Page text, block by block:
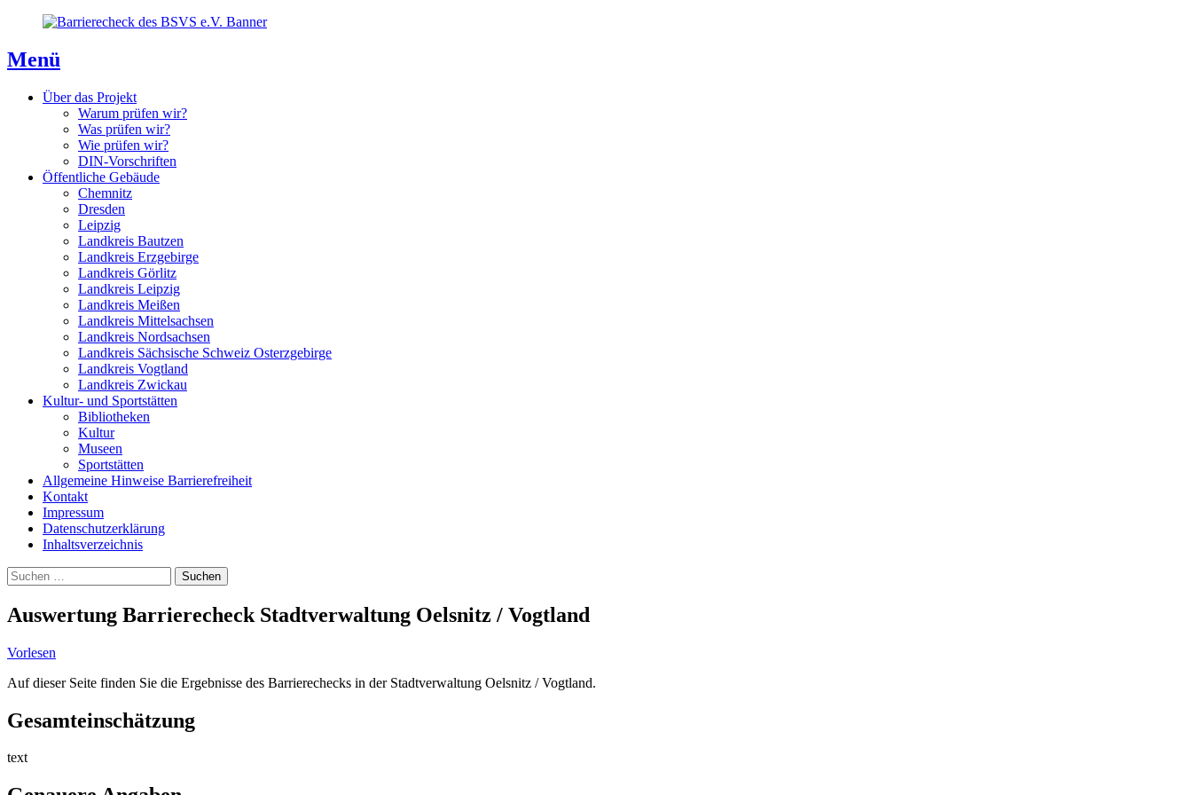
Inhaltsverzeichnis
Kontaktseite
Inhalt
Menü
Über das Projekt
Warum prüfen wir?
Was prüfen wir?
Wie prüfen wir?
DIN-Vorschriften
Öffentliche Gebäude
Chemnitz
Dresden
Leipzig
Landkreis Bautzen
Landkreis Erzgebirge
Landkreis Görlitz
Landkreis Leipzig
Landkreis Meißen
Landkreis Mittelsachsen
Landkreis Nordsachsen
Landkreis Sächsische Schweiz Osterzgebirge
Landkreis Vogtland
Landkreis Zwickau
Kultur- und Sportstätten
Bibliotheken
Kultur
Museen
Sportstätten
Allgemeine Hinweise Barrierefreiheit
Kontakt
Impressum
Datenschutzerklärung
Inhaltsverzeichnis
Suche
Suchen
nach:
Auswertung Barrierecheck Stadtverwaltung Oelsnitz / Vogtland
Vorlesen
Auf dieser Seite finden Sie die Ergebnisse des Barrierechecks in der Stadtverwaltung Oelsnitz / Vogtland.
Gesamteinschätzung
text